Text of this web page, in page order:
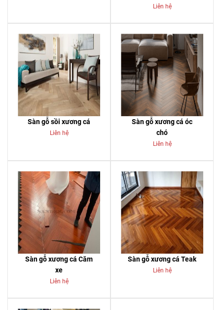
Liên hệ
Sàn gỗ sồi xương cá
Liên hệ
Sàn gỗ xương cá óc
chó
Liên hệ
Sàn gỗ xương cá Căm
xe
Liên hệ
Sàn gỗ xương cá Teak
Liên hệ